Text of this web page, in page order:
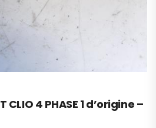
CLIO 4 PHASE 1 d’origine –